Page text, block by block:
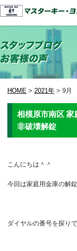
HOME > 2021年 > 9月
相模原市南区
非破壊解錠
こんにちは＾＾
今回は家庭用金庫の解
ダイヤルの番号を探り